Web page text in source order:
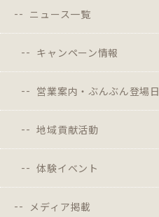
ニュース一覧
キャンペーン情報
営業案内・ぶんぶん登場日
地域貢献活動
体験イベント
メディア掲載